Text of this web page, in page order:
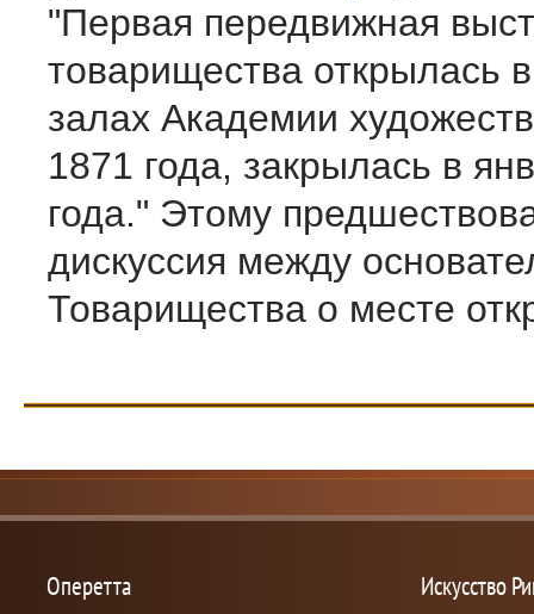
"Первая передвижная
товарищества открылась
залах Академии
1871 года, закрылась в
года." Этому
дискуссия между
Товарищества о месте
Оперетта Искусство